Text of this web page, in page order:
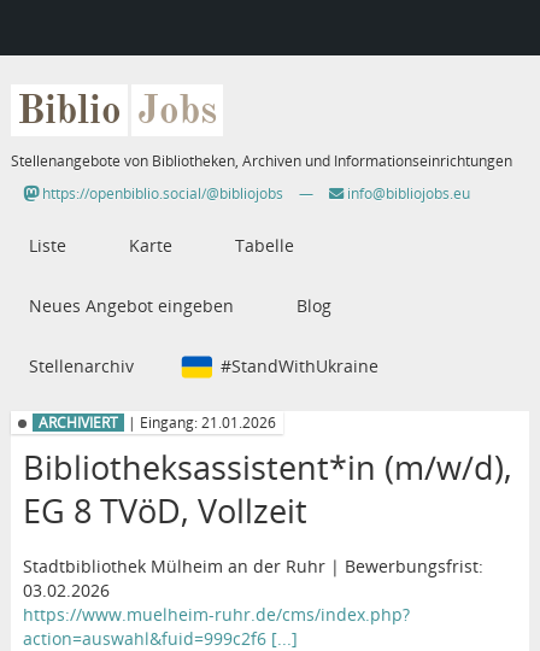
Biblio Jobs
Stellenangebote von Bibliotheken, Archiven und Informationseinrichtungen
https://openbiblio.social/@bibliojobs
— info@bibliojobs.eu
Liste Karte Tabelle
Neues Angebot eingeben Blog
Stellenarchiv #StandWithUkraine
ARCHIVIERT | Eingang: 21.01.2026
Bibliotheksassistent*in (m/w/d),
EG 8 TVöD, Vollzeit
Stadtbibliothek Mülheim an der Ruhr | Bewerbungsfrist:
03.02.2026
https://www.muelheim-ruhr.de/cms/index.php?
action=auswahl&fuid=999c2f6 [...]